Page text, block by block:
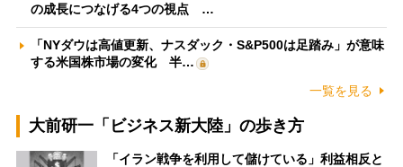
の成長につなげる4つの視点 …
「NYダウは高値更新、ナスダック・S&P500は足踏み」が意味
する米国株市場の変化 半…
一覧を見る
大前研一「ビジネス新大陸」の歩き方
「イラン戦争を利用して儲けている」利益相反と